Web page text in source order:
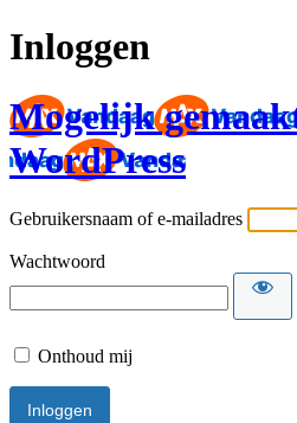
Inloggen
Mogelijk
WordPress
Gebruikersnaam of e-mailadres
Wachtwoord
Onthoud mij